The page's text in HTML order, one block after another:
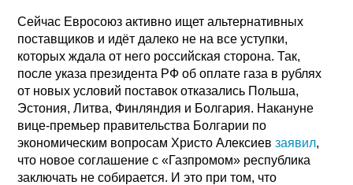
Сейчас Евросоюз активно ищет альтернативных
поставщиков и идёт далеко не на все уступки,
которых ждала от него российская сторона. Так,
после указа президента РФ об оплате газа в рублях
от новых условий поставок отказались Польша,
Эстония, Литва, Финляндия и Болгария. Накануне
вице-премьер правительства Болгарии по
экономическим вопросам Христо Алексиевзаявил,
что новое соглашение с «Газпромом» республика
заключать не собирается. И это при том, что